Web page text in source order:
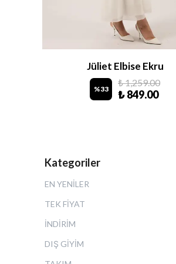
Jüliet Elbise Ekru
%33
₺ 1,259.00
₺ 849.00
Kategoriler
EN YENİLER
TEK FİYAT
İNDİRİM
DIŞ GİYİM